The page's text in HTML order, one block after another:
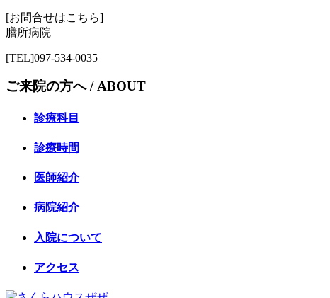
[お問合せはこちら]
膳所病院
[TEL]097-534-0035
ご来院の方へ /ABOUT
診療科目
診療時間
医師紹介
病院紹介
入院について
アクセス